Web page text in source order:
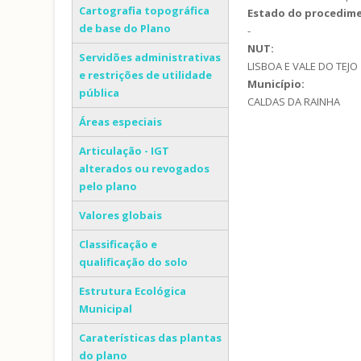
Cartografia topográfica
de base do Plano
Servidões administrativas
e restrições de utilidade
pública
Áreas especiais
Articulação - IGT
alterados ou revogados
pelo plano
Valores globais
Classificação e
qualificação do solo
Estrutura Ecológica
Municipal
Caraterísticas das plantas
do plano
Estado do
-
NUT:
LISBOA E VALE DO TEJO
Município:
CALDAS DA RAINHA